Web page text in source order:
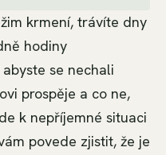
krmení, trávíte dny
hodiny
se nechali
prospěje a co ne,
k nepříjemné situaci
povede zjistit, že je